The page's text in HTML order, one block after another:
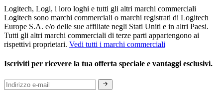
Logitech, Logi, i loro loghi e tutti gli altri marchi commerciali
Logitech sono marchi commerciali o marchi registrati di Logitech
Europe S.A. e/o delle sue affiliate negli Stati Uniti e in altri Paesi.
Tutti gli altri marchi commerciali di terze parti appartengono ai
rispettivi proprietari. Vedi tutti i marchi commerciali
Iscriviti per ricevere la tua offerta speciale e vantaggi esclusivi.